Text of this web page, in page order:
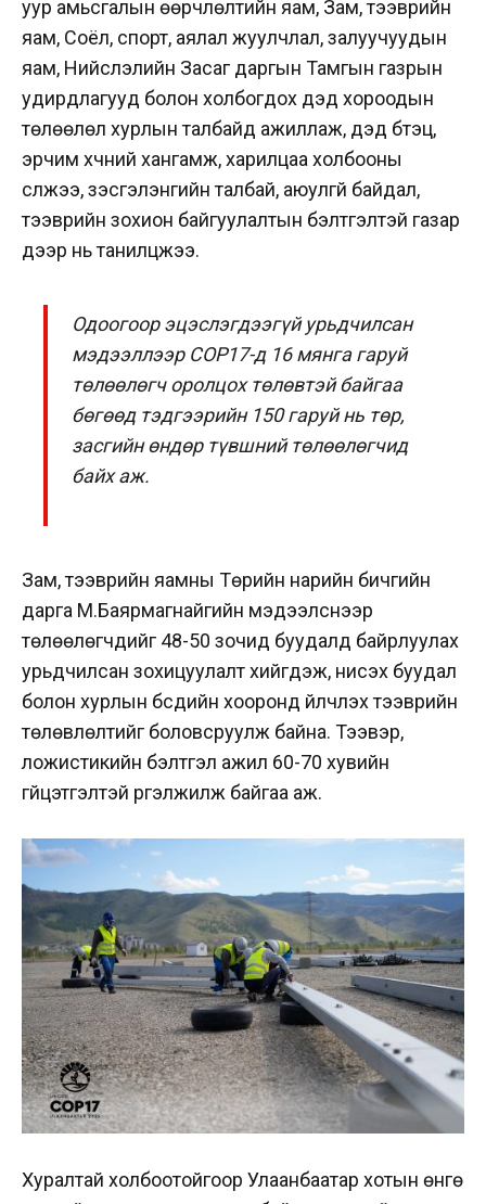
уур амьсгалын өөрчлөлтийн яам, Зам, тээврийн
яам, Соёл, спорт, аялал жуулчлал, залуучуудын
яам, Нийслэлийн Засаг даргын Тамгын газрын
удирдлагууд болон холбогдох дэд хороодын
төлөөлөл хурлын талбайд ажиллаж, дэд бүтэц,
эрчим хүчний хангамж, харилцаа холбооны
сүлжээ, үзэсгэлэнгийн талбай, аюулгүй байдал,
тээврийн зохион байгуулалтын бэлтгэлтэй газар
дээр нь танилцжээ.
Одоогоор эцэслэгдээгүй урьдчилсан
мэдээллээр COP17-д 16 мянга гаруй
төлөөлөгч оролцох төлөвтэй байгаа
бөгөөд тэдгээрийн 150 гаруй нь төр,
засгийн өндөр түвшний төлөөлөгчид
байх аж.
Зам, тээврийн яамны Төрийн нарийн бичгийн
дарга М.Баярмагнайгийн мэдээлснээр
төлөөлөгчдийг 48-50 зочид буудалд байрлуулах
урьдчилсан зохицуулалт хийгдэж, нисэх буудал
болон хурлын бүсүүдийн хооронд үйлчлэх тээврийн
төлөвлөлтийг боловсруулж байна. Тээвэр,
ложистикийн бэлтгэл ажил 60-70 хувийн
гүйцэтгэлтэй үргэлжилж байгаа аж.
Хуралтай холбоотойгоор Улаанбаатар хотын өнгө